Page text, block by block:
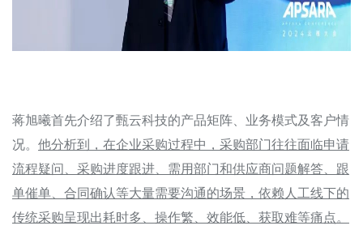
蒋旭曦首先介绍了甄云科技的产品矩阵、业务模式及客户情
况。 他分析到，在企业采购过程中，采购部门往往面临申请
流程疑问、采购进度跟进、需用部门和供应商问题解答、跟
单催单、合同确认等大量需要沟通的场景，依赖人工线下的
传统采购呈现出耗时多、操作繁、效能低、获取难等痛点。